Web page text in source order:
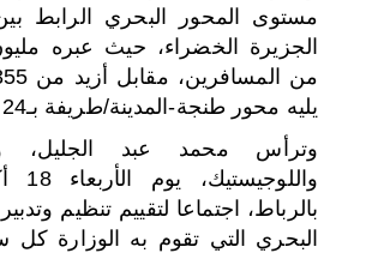
مستوى المحور البحري الرابط
يليه محور طنجة-المدينة/طريفة بـ24 في المائة.
وترأس محمد عبد الجليل،
بالرباط، اجتماعا لتقييم تنظيم
البحري التي تقوم به الوزارة